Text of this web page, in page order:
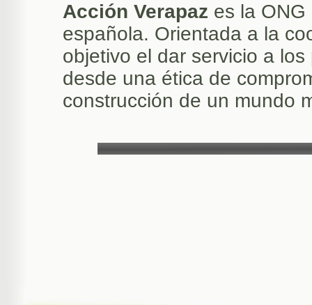
Acción Verapaz es la
española. Orientada a la
objetivo el dar servicio a
desde una ética de
construcción de un mundo